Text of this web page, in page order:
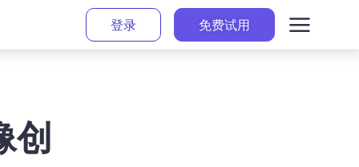
登录 免费试用
创